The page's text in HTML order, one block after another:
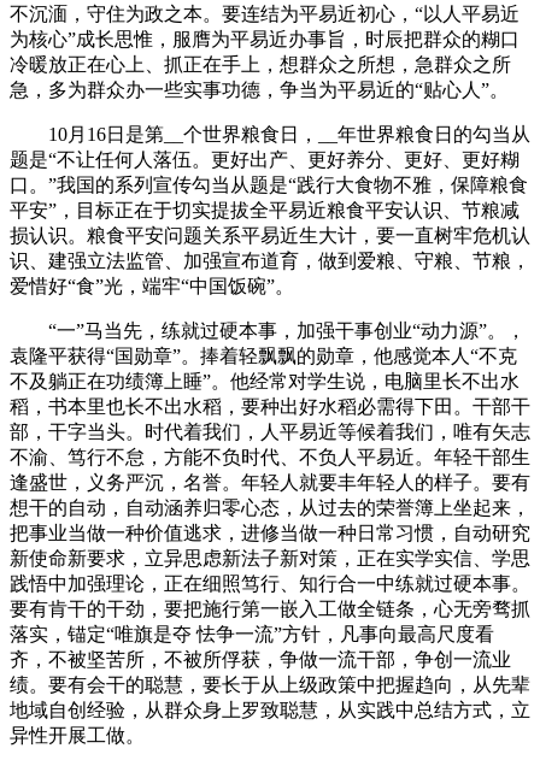
不沉湎，守住为政之本。要连结为平易近初心，“以人平易近
为核心”成长思惟，服膺为平易近办事旨，时辰把群众的糊口
冷暖放正在心上、抓正在手上，想群众之所想，急群众之所
急，多为群众办一些实事功德，争当为平易近的“贴心人”。
10月16日是第__个世界粮食日，__年世界粮食日的勾当从
题是“不让任何人落伍。更好出产、更好养分、更好、更好糊
口。”我国的系列宣传勾当从题是“践行大食物不雅，保障粮食
平安”，目标正在于切实提拔全平易近粮食平安认识、节粮减
损认识。粮食平安问题关系平易近生大计，要一直树牢危机认
识、建强立法监管、加强宣布道育，做到爱粮、守粮、节粮，
爱惜好“食”光，端牢“中国饭碗”。
“一”马当先，练就过硬本事，加强干事创业“动力源”。，
袁隆平获得“国勋章”。捧着轻飘飘的勋章，他感觉本人“不克
不及躺正在功绩簿上睡”。他经常对学生说，电脑里长不出水
稻，书本里也长不出水稻，要种出好水稻必需得下田。干部干
部，干字当头。时代着我们，人平易近等候着我们，唯有矢志
不渝、笃行不怠，方能不负时代、不负人平易近。年轻干部生
逢盛世，义务严沉，名誉。年轻人就要丰年轻人的样子。要有
想干的自动，自动涵养归零心态，从过去的荣誉簿上坐起来，
把事业当做一种价值逃求，进修当做一种日常习惯，自动研究
新使命新要求，立异思虑新法子新对策，正在实学实信、学思
践悟中加强理论，正在细照笃行、知行合一中练就过硬本事。
要有肯干的干劲，要把施行第一嵌入工做全链条，心无旁骛抓
落实，锚定“唯旗是夺 怯争一流”方针，凡事向最高尺度看
齐，不被坚苦所，不被所俘获，争做一流干部，争创一流业
绩。要有会干的聪慧，要长于从上级政策中把握趋向，从先辈
地域自创经验，从群众身上罗致聪慧，从实践中总结方式，立
异性开展工做。